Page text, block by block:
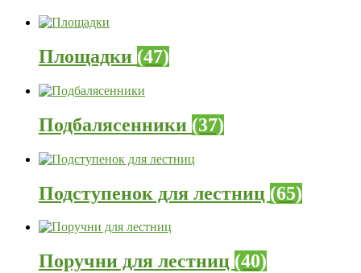
Площадки (47)
Подбалясенники (37)
Подступенок для лестниц (65)
Поручни для лестниц (40)